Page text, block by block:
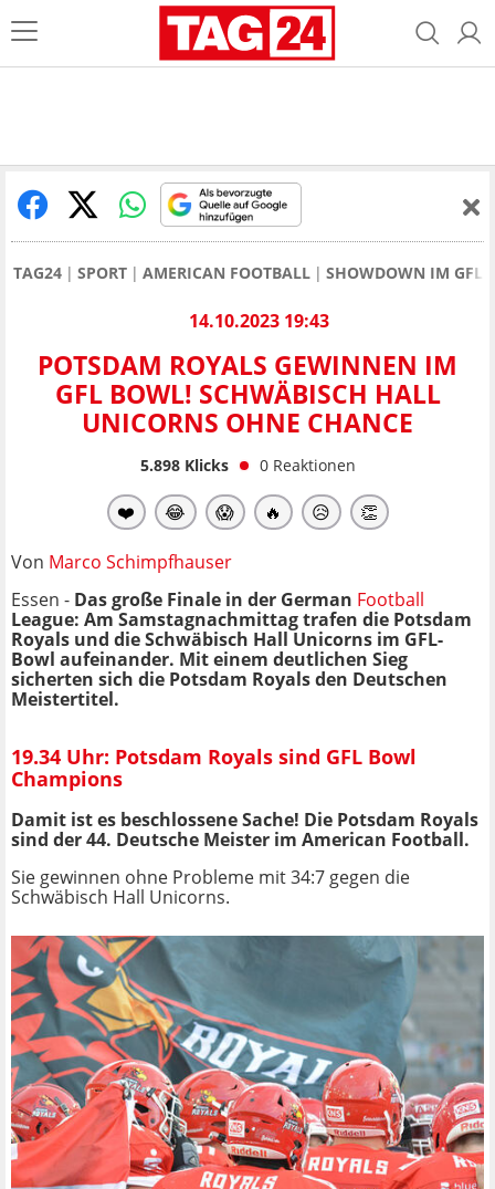
TAG24 SPORT AMERICAN FOOTBALL SHOWDOWN IM GFL
14.10.2023 19:43
POTSDAM ROYALS GEWINNEN IM
GFL BOWL! SCHWÄBISCH HALL
UNICORNS OHNE CHANCE
5.898Klicks 0 Reaktionen
❤️ 😂 😱 🔥 😥 👏
Von Marco Schimpfhauser
Essen - Das große Finale in der German Football
League: Am Samstagnachmittag trafen die Potsdam
Royals und die Schwäbisch Hall Unicorns im GFL-
Bowl aufeinander. Mit einem deutlichen Sieg
sicherten sich die Potsdam Royals den Deutschen
Meistertitel.
19.34 Uhr: Potsdam Royals sind GFL Bowl
Champions
Damit ist es beschlossene Sache! Die Potsdam Royals
sind der 44. Deutsche Meister im American Football.
Sie gewinnen ohne Probleme mit 34:7 gegen die
Schwäbisch Hall Unicorns.